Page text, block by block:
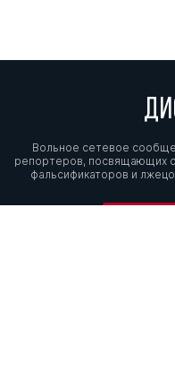
Вольное сетевое
репортеров, посвящающих
фальсификаторов и